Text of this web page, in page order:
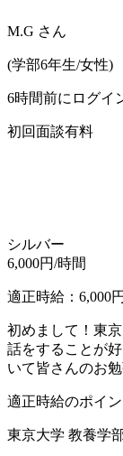
M.G さん
(学部6年生/女性)
6時間前にログイ
初回面談有料
シルバー
6,000円/時間
適正時給： 6,000
初めまして！東
話をすることが
いて皆さんのお
適正時給のポイン
東京大学 教養学